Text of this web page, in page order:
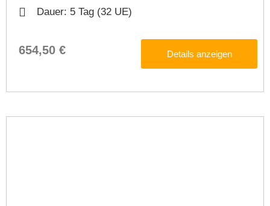
Dauer: 5 Tag (32 UE)
654,50 € Details anzeigen